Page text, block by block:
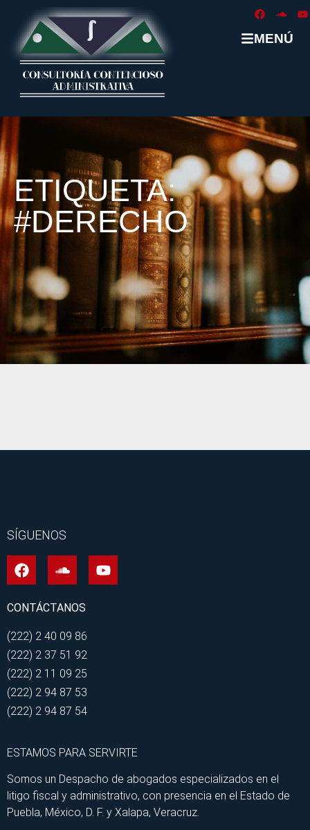
MENÚ
ETIQUETA:
#DERECHO
SÍGUENOS
CONTÁCTANOS
(222) 2 40 09 86
(222) 2 37 51 92
(222) 2 11 09 25
(222) 2 94 87 53
(222) 2 94 87 54
ESTAMOS PARA SERVIRTE
Somos un Despacho de abogados especializados en el
litigo fiscal y administrativo, con presencia en el Estado de
Puebla, México, D. F. y Xalapa, Veracruz.